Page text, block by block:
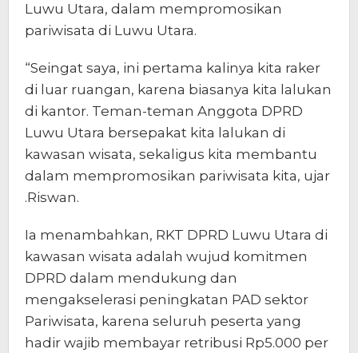
Luwu Utara, dalam mempromosikan
pariwisata di Luwu Utara.
“Seingat saya, ini pertama kalinya kita raker
di luar ruangan, karena biasanya kita lalukan
di kantor. Teman-teman Anggota DPRD
Luwu Utara bersepakat kita lalukan di
kawasan wisata, sekaligus kita membantu
dalam mempromosikan pariwisata kita, ujar
.Riswan.
Ia menambahkan, RKT DPRD Luwu Utara di
kawasan wisata adalah wujud komitmen
DPRD dalam mendukung dan
mengakselerasi peningkatan PAD sektor
Pariwisata, karena seluruh peserta yang
hadir wajib membayar retribusi Rp5.000 per